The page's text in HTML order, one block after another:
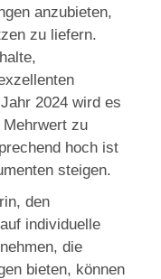
anzubieten,
zu liefern.
2024 wird es
zu
hoch ist
steigen.
den
individuelle
die
bieten, können